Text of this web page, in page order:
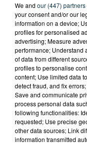
Venez déguster le
de Boen-sur-
Boen-Trelins, les 8
Samedi à partir
du terroir,
groupe "Les
A partir de
We and our (447) partners
your consent and/or our
information on a device;
profiles for personalised
advertising; Measure
performance; Understand
of data from different
profiles to personalise
content; Use limited data
detect fraud, and fix
Save and communicate
process personal data
following functionalities:
requested; Use precise
other data sources; Link
information transmitted